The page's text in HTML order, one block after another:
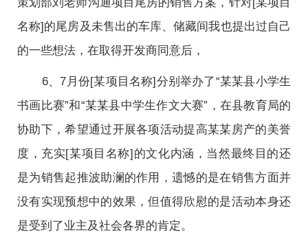
名称]的尾房及未售出的车库、储藏间我也提出过自己
的一些想法，在取得开发商同意后，
6、7月份[某项目名称]分别举办了“某某县小学生
书画比赛”和“某某县中学生作文大赛”，在县教育局的
协助下，希望通过开展各项活动提高某某房产的美誉
度，充实[某项目名称]的文化内涵，当然最终目的还
是为销售起推波助澜的作用，遗憾的是在销售方面并
没有实现预想中的效果，但值得欣慰的是活动本身还
是受到了业主及社会各界的肯定。